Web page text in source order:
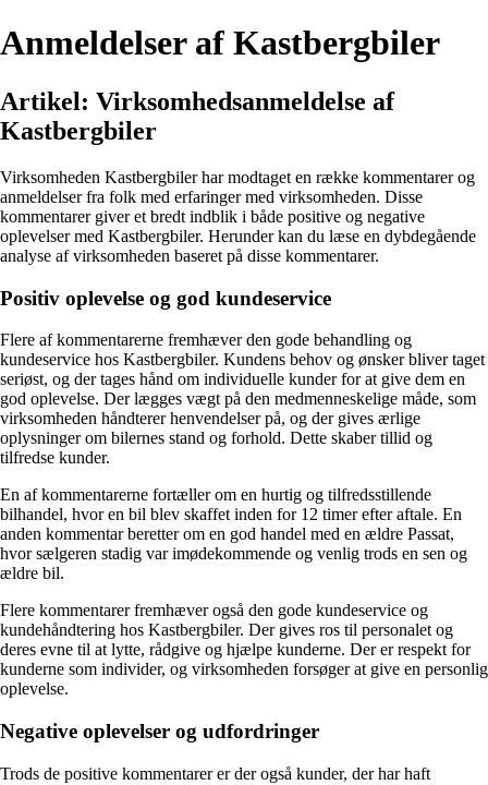
Anmeldelser af Kastbergbiler
Artikel: Virksomhedsanmeldelse af
Kastbergbiler
Virksomheden Kastbergbiler har modtaget en række kommentarer og
anmeldelser fra folk med erfaringer med virksomheden. Disse
kommentarer giver et bredt indblik i både positive og negative
oplevelser med Kastbergbiler. Herunder kan du læse en dybdegående
analyse af virksomheden baseret på disse kommentarer.
Positiv oplevelse og god kundeservice
Flere af kommentarerne fremhæver den gode behandling og
kundeservice hos Kastbergbiler. Kundens behov og ønsker bliver taget
seriøst, og der tages hånd om individuelle kunder for at give dem en
god oplevelse. Der lægges vægt på den medmenneskelige måde, som
virksomheden håndterer henvendelser på, og der gives ærlige
oplysninger om bilernes stand og forhold. Dette skaber tillid og
tilfredse kunder.
En af kommentarerne fortæller om en hurtig og tilfredsstillende
bilhandel, hvor en bil blev skaffet inden for 12 timer efter aftale. En
anden kommentar beretter om en god handel med en ældre Passat,
hvor sælgeren stadig var imødekommende og venlig trods en sen og
ældre bil.
Flere kommentarer fremhæver også den gode kundeservice og
kundehåndtering hos Kastbergbiler. Der gives ros til personalet og
deres evne til at lytte, rådgive og hjælpe kunderne. Der er respekt for
kunderne som individer, og virksomheden forsøger at give en personlig
oplevelse.
Negative oplevelser og udfordringer
Trods de positive kommentarer er der også kunder, der har haft